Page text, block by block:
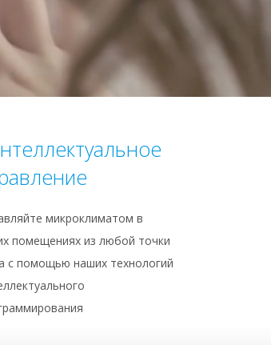
микроклиматом в
помещениях из любой точки
с помощью наших технологий